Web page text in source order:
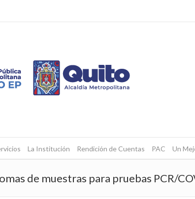
La Institución Rendición de Cuentas PAC Un
de muestras para pruebas PCR/